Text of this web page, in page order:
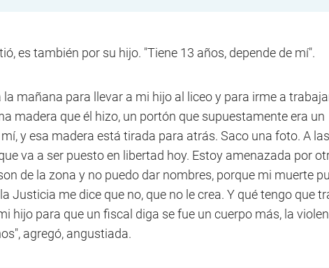
es también por su hijo. "Tiene 13 años, depende de mí".
la mañana para llevar a mi hijo al liceo y para irme a
madera que él hizo, un portón que supuestamente era un
y esa madera está tirada para atrás. Saco una foto. A
va a ser puesto en libertad hoy. Estoy amenazada por
de la zona y no puedo dar nombres, porque mi muerte
Justicia me dice que no, que no le crea. Y qué tengo que
hijo para que un fiscal diga se fue un cuerpo más, la
agregó, angustiada.